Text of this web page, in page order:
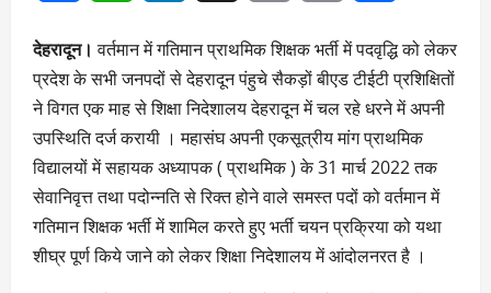
देहरादून। वर्तमान में गतिमान प्राथमिक शिक्षक भर्ती में पदवृद्धि को लेकर
प्रदेश के सभी जनपदों से देहरादून पंहुचे सैकड़ों बीएड टीईटी प्रशिक्षितों
ने विगत एक माह से शिक्षा निदेशालय देहरादून में चल रहे धरने में अपनी
उपस्थिति दर्ज करायी । महासंघ अपनी एकसूत्रीय मांग प्राथमिक
विद्यालयों में सहायक अध्यापक ( प्राथमिक ) के 31 मार्च 2022 तक
सेवानिवृत्त तथा पदोन्नति से रिक्त होने वाले समस्त पदों को वर्तमान में
गतिमान शिक्षक भर्ती में शामिल करते हुए भर्ती चयन प्रक्रिया को यथा
शीघ्र पूर्ण किये जाने को लेकर शिक्षा निदेशालय में आंदोलनरत है ।